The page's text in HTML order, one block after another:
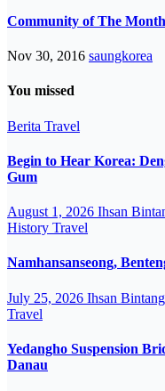
Community of The
Nov 30, 2016 saungkorea
You missed
Berita Travel
Begin to Hear Korea:
Gum
August 1, 2026 Ihsan
History Travel
Namhansanseong,
July 25, 2026 Ihsan Bintang
Travel
Yedangho Suspension
Danau